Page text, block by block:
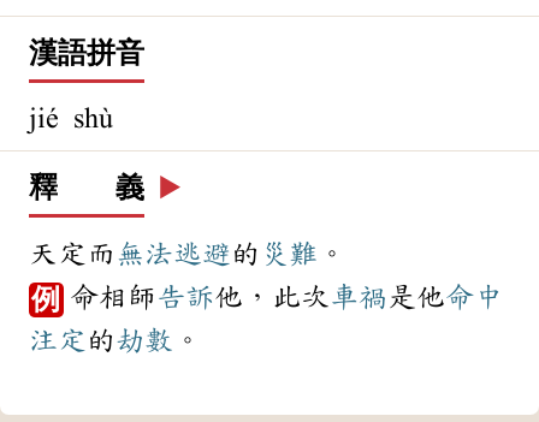
漢語拼音
jié shù
釋 義 ▶️
天定而 無法逃避 的 災難 。
例 命相師告訴他，此次 車禍 是他命中
注定 的劫數 。